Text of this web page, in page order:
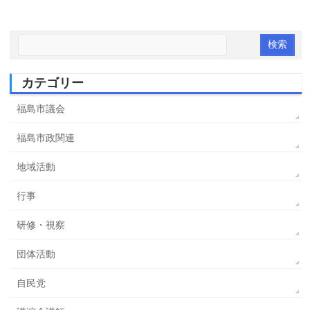
カテゴリー
福島市議会
福島市政関連
地域活動
行事
研修・視察
団体活動
自民党